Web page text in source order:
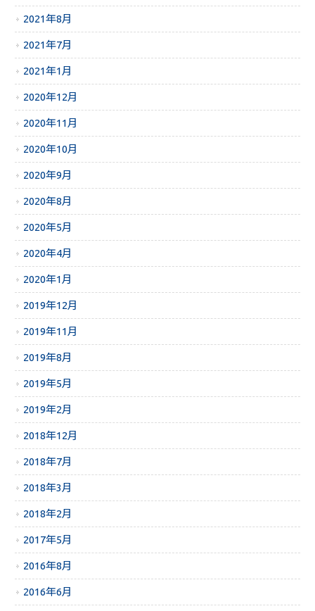
2021年8月
2021年7月
2021年1月
2020年12月
2020年11月
2020年10月
2020年9月
2020年8月
2020年5月
2020年4月
2020年1月
2019年12月
2019年11月
2019年8月
2019年5月
2019年2月
2018年12月
2018年7月
2018年3月
2018年2月
2017年5月
2016年8月
2016年6月